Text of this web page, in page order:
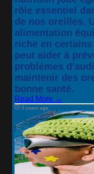
rôle essentiel
de nos oreilles.
alimentation
riche en
peut aider à
problèmes
maintenir des
bonne santé.
Read More →
3 years ago